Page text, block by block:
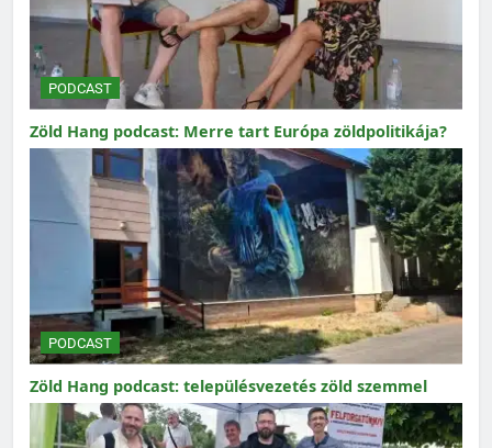
PODCAST
Zöld Hang podcast: Merre tart Európa zöldpolitikája?
PODCAST
Zöld Hang podcast: településvezetés zöld szemmel